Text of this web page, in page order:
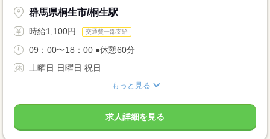
群馬県桐生市/桐生駅
時給1,100円 交通費一部支給
09：00〜18：00 ●休憩60分
土曜日 日曜日 祝日
もっと見る
求人詳細を見る